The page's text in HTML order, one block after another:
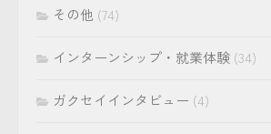
その他 (74)
インターンシップ・就業体験 (34)
ガクセイインタビュー (4)